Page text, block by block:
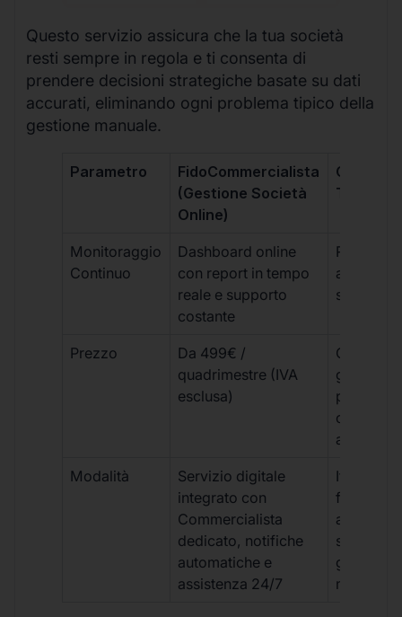
Questo servizio assicura che la tua società
resti sempre in regola e ti consenta di
prendere decisioni strategiche basate su dati
accurati, eliminando ogni problema tipico della
gestione manuale.
Parametro
FidoCommercialista
(Gestione Società
Online)
Monitoraggio
Continuo
Dashboard online
con report in tempo
reale e supporto
costante
Report
sporadici
Prezzo
Da 499€ /
quadrimestre (IVA
esclusa)
Costi
più
ogni
Modalità
Servizio digitale
integrato con
Commercialista
dedicato, notifiche
automatiche e
assistenza 24/7
Iter
studio e
gestione
manuale